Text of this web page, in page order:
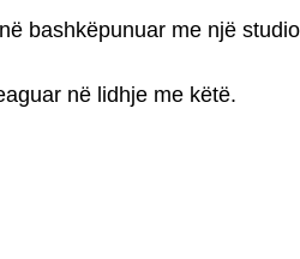
bashkëpunuar me një
në lidhje me këtë.